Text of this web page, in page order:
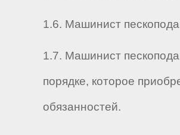
1.6. Машинист
1.7. Машинист
порядке, которое
обязанностей.